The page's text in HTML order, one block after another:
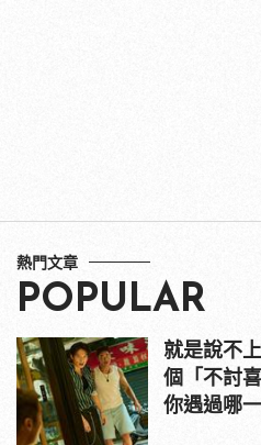
熱門文章
POPULAR
就是說不
個「不討
你遇過哪